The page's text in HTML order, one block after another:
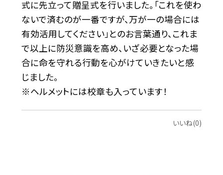
式に先立って贈呈式を行いました。「これを使わ
ないで済むのが一番ですが、万が一の場合には
有効活用してください」とのお言葉通り、これま
で以上に防災意識を高め、いざ必要となった場
合に命を守れる行動を心がけていきたいと感
じました。
※ヘルメットには校章も入っています！
いいね(0)